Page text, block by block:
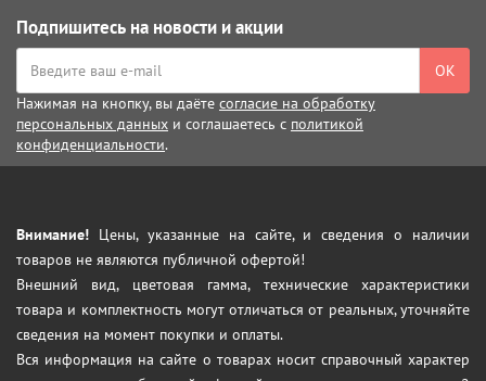
Подпишитесь на новости и акции
ОК
Нажимая на кнопку, вы даёте согласие на обработку
персональных данных и соглашаетесь с политикой
конфиденциальности.
Внимание! Цены, указанные на сайте, и сведения о наличии
товаров не являются публичной офертой!
Внешний вид, цветовая гамма, технические характеристики
товара и комплектность могут отличаться от реальных, уточняйте
сведения на момент покупки и оплаты.
Вся информация на сайте о товарах носит справочный характер